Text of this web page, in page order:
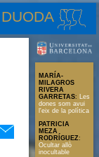
DUODA
MARÍA-
MILAGROS
RIVERA
GARRETAS: Les
dones som avui
l'eix de la política
PATRICIA
MEZA
RODRÍGUEZ:
Ocultar allò
inocultable